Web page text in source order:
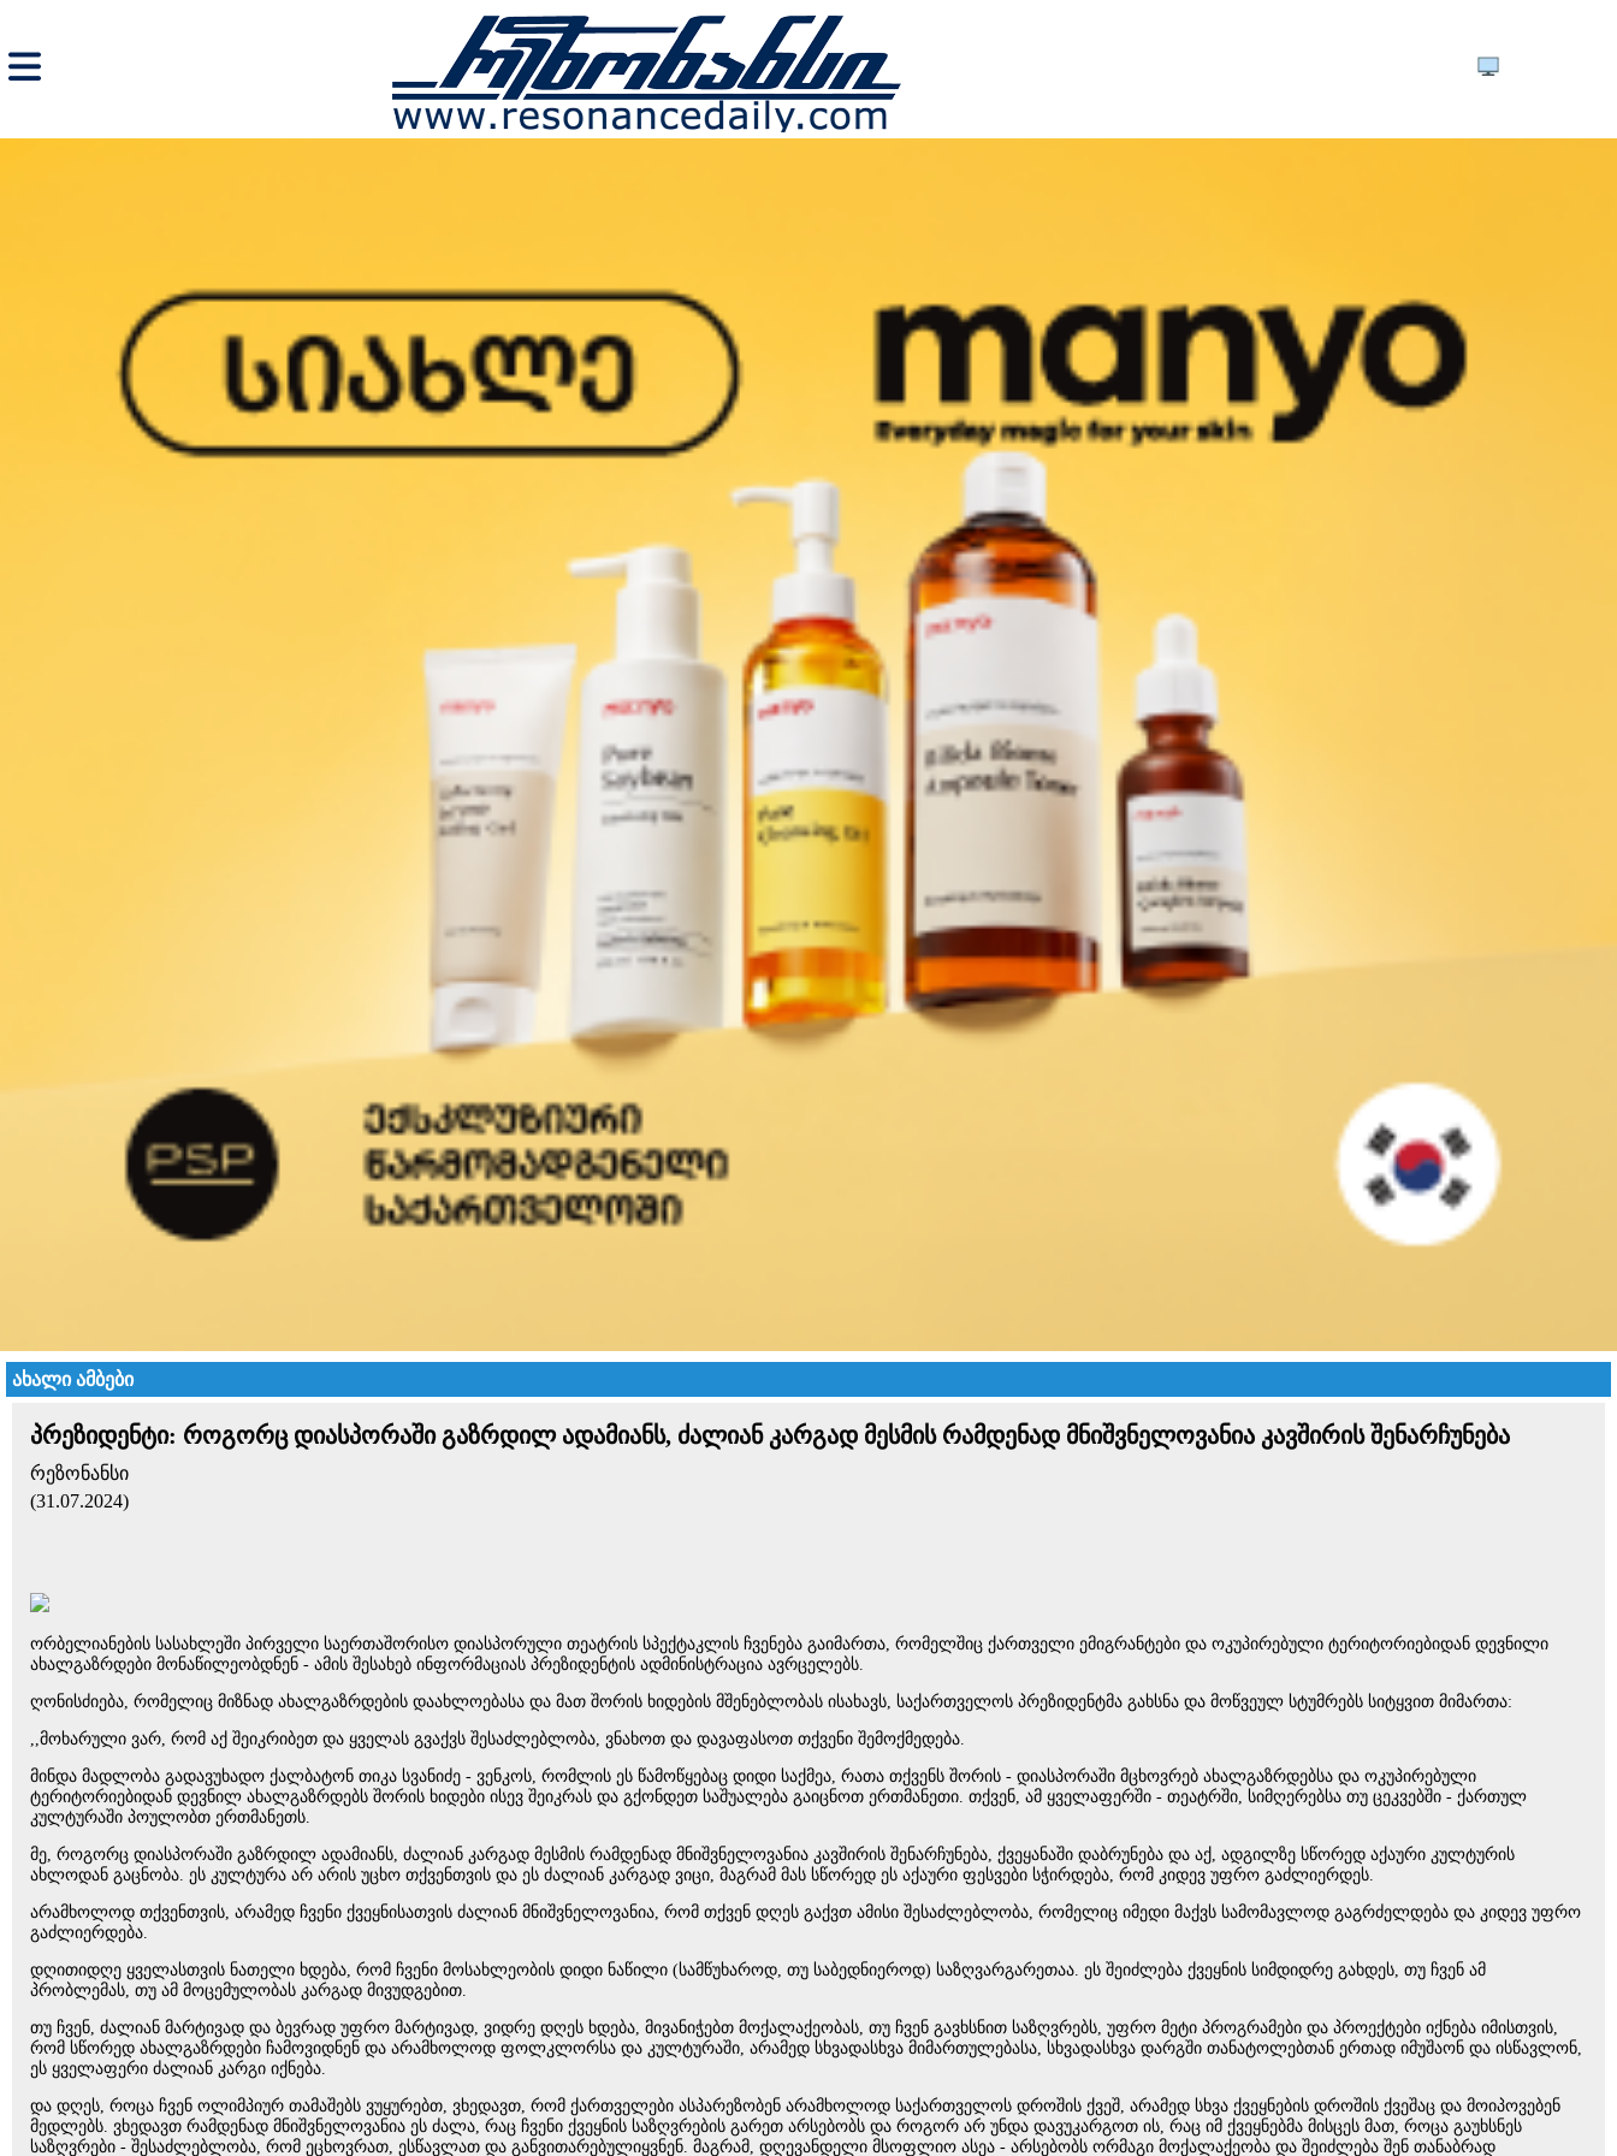
ახალი ამბები
პრეზიდენტი: როგორც დიასპორაში გაზრდილ ადამიანს, ძალიან კარგად მესმის რამდენად მნიშვნელოვანია კავშირის შენარჩუნება
რეზონანსი
(31.07.2024)
ორბელიანების სასახლეში პირველი საერთაშორისო დიასპორული თეატრის სპექტაკლის ჩვენება გაიმართა, რომელშიც ქართველი ემიგრანტები და ოკუპირებული ტერიტორიებიდან დევნილი
ახალგაზრდები მონაწილეობდნენ - ამის შესახებ ინფორმაციას პრეზიდენტის ადმინისტრაცია ავრცელებს.
ღონისძიება, რომელიც მიზნად ახალგაზრდების დაახლოებასა და მათ შორის ხიდების მშენებლობას ისახავს, საქართველოს პრეზიდენტმა გახსნა და მოწვეულ სტუმრებს სიტყვით მიმართა:
,,მოხარული ვარ, რომ აქ შეიკრიბეთ და ყველას გვაქვს შესაძლებლობა, ვნახოთ და დავაფასოთ თქვენი შემოქმედება.
მინდა მადლობა გადავუხადო ქალბატონ თიკა სვანიძე - ვენკოს, რომლის ეს წამოწყებაც დიდი საქმეა, რათა თქვენს შორის - დიასპორაში მცხოვრებ ახალგაზრდებსა და ოკუპირებული
ტერიტორიებიდან დევნილ ახალგაზრდებს შორის ხიდები ისევ შეიკრას და გქონდეთ საშუალება გაიცნოთ ერთმანეთი. თქვენ, ამ ყველაფერში - თეატრში, სიმღერებსა თუ ცეკვებში - ქართულ
კულტურაში პოულობთ ერთმანეთს.
მე, როგორც დიასპორაში გაზრდილ ადამიანს, ძალიან კარგად მესმის რამდენად მნიშვნელოვანია კავშირის შენარჩუნება, ქვეყანაში დაბრუნება და აქ, ადგილზე სწორედ აქაური კულტურის
ახლოდან გაცნობა. ეს კულტურა არ არის უცხო თქვენთვის და ეს ძალიან კარგად ვიცი, მაგრამ მას სწორედ ეს აქაური ფესვები სჭირდება, რომ კიდევ უფრო გაძლიერდეს.
არამხოლოდ თქვენთვის, არამედ ჩვენი ქვეყნისათვის ძალიან მნიშვნელოვანია, რომ თქვენ დღეს გაქვთ ამისი შესაძლებლობა, რომელიც იმედი მაქვს სამომავლოდ გაგრძელდება და კიდევ უფრო
გაძლიერდება.
დღითიდღე ყველასთვის ნათელი ხდება, რომ ჩვენი მოსახლეობის დიდი ნაწილი (სამწუხაროდ, თუ საბედნიეროდ) საზღვარგარეთაა. ეს შეიძლება ქვეყნის სიმდიდრე გახდეს, თუ ჩვენ ამ
პრობლემას, თუ ამ მოცემულობას კარგად მივუდგებით.
თუ ჩვენ, ძალიან მარტივად და ბევრად უფრო მარტივად, ვიდრე დღეს ხდება, მივანიჭებთ მოქალაქეობას, თუ ჩვენ გავხსნით საზღვრებს, უფრო მეტი პროგრამები და პროექტები იქნება იმისთვის,
რომ სწორედ ახალგაზრდები ჩამოვიდნენ და არამხოლოდ ფოლკლორსა და კულტურაში, არამედ სხვადასხვა მიმართულებასა, სხვადასხვა დარგში თანატოლებთან ერთად იმუშაონ და ისწავლონ,
ეს ყველაფერი ძალიან კარგი იქნება.
და დღეს, როცა ჩვენ ოლიმპიურ თამაშებს ვუყურებთ, ვხედავთ, რომ ქართველები ასპარეზობენ არამხოლოდ საქართველოს დროშის ქვეშ, არამედ სხვა ქვეყნების დროშის ქვეშაც და მოიპოვებენ
მედლებს. ვხედავთ რამდენად მნიშვნელოვანია ეს ძალა, რაც ჩვენი ქვეყნის საზღვრების გარეთ არსებობს და როგორ არ უნდა დავუკარგოთ ის, რაც იმ ქვეყნებმა მისცეს მათ, როცა გაუხსნეს
საზღვრები - შესაძლებლობა, რომ ეცხოვრათ, ესწავლათ და განვითარებულიყვნენ. მაგრამ, დღევანდელი მსოფლიო ასეა - არსებობს ორმაგი მოქალაქეობა და შეიძლება შენ თანაბრად